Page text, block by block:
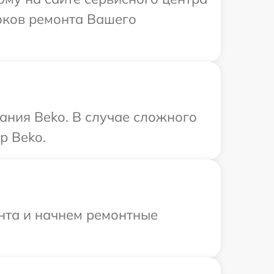
ремонта Вашего
Beko. В случае сложного
Beko.
и начнем ремонтные